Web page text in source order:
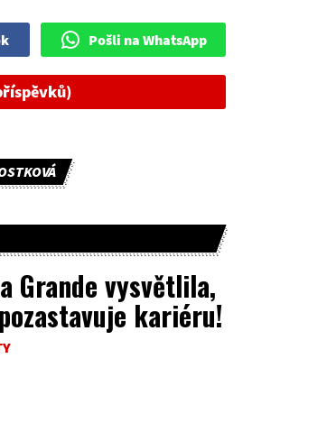
Pošli na WhatsApp
Grande vysvětlila,
kariéru!